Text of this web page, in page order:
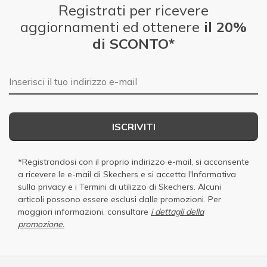
Registrati per ricevere
aggiornamenti ed ottenere il 20%
di SCONTO*
E-mail
ISCRIVITI
*Registrandosi con il proprio indirizzo e-mail, si acconsente
a ricevere le e-mail di Skechers e si accetta l'Informativa
sulla privacy e i Termini di utilizzo di Skechers . Alcuni
articoli possono essere esclusi dalle promozioni. Per
maggiori informazioni, consultare i dettagli della
promozione.